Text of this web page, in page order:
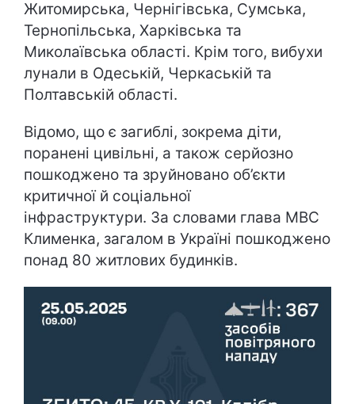
Житомирська, Чернігівська, Сумська,
Тернопільська, Харківська та
Миколаївська області. Крім того, вибухи
лунали в Одеській, Черкаській та
Полтавській області.
Відомо, що є загиблі, зокрема діти,
поранені цивільні, а також серйозно
пошкоджено та зруйновано об’єкти
критичної й соціальної
інфраструктури. За словами глава МВС
Клименка, загалом в Україні пошкоджено
понад 80 житлових будинків.